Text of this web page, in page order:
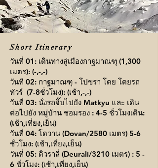
Short Itinerary
วันที่ 01: เดินทางสู่เมืองกาฐมาณฑุ (1,300
เมตร): (-,-,-)
วันที 02: กาฐมาณฑุ - โปขรา โดย โดยรถ
ทัวร์ (7-8ชั่วโมง): (เช้า,-,-)
วันที่ 03: นั่งรถจิ๊บไปยัง Matkyu และ เดิน
ต่อไปยัง หมู่บ้าน ชอมรอง : 4-5 ชั่วโมงเดิน:
(เช้า,เที่ยง,เย็น)
วันที่ 04: โดวาน (Dovan/2580 เมตร) 5-6
ชั่วโมง: (เช้า,เที่ยง,เย็น)
วันที่ 05: ดิวราลี่ (Deurali/3210 เมตร) : 5 -
6 ชั่วโมง: (เช้า,เที่ยง,เย็น)